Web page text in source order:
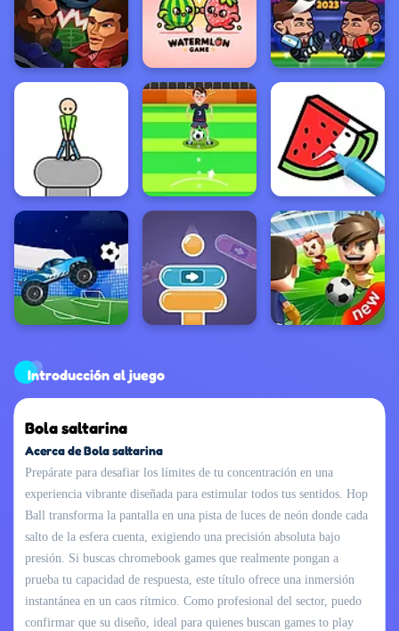
Introducción al juego
Bola saltarina
Acerca de Bola saltarina
Prepárate para desafiar los límites de tu concentración en una
experiencia vibrante diseñada para estimular todos tus sentidos. Hop
Ball transforma la pantalla en una pista de luces de neón donde cada
salto de la esfera cuenta, exigiendo una precisión absoluta bajo
presión. Si buscas chromebook games que realmente pongan a
prueba tu capacidad de respuesta, este título ofrece una inmersión
instantánea en un caos rítmico. Como profesional del sector, puedo
confirmar que su diseño, ideal para quienes buscan games to play